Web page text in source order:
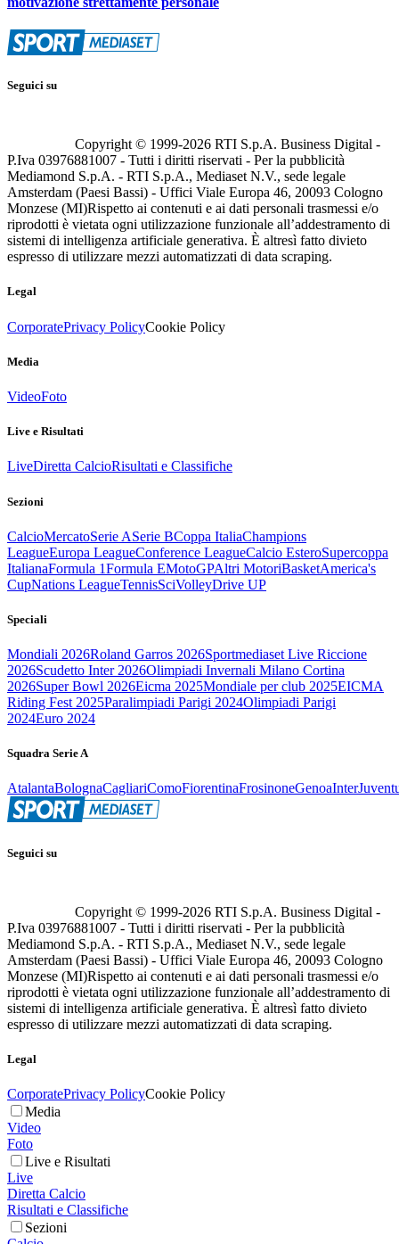
Seguici su
Copyright © 1999-2026 RTI S.p.A. Business Digital -
P.Iva 03976881007 - Tutti i diritti riservati - Per la pubblicità
Mediamond S.p.A. - RTI S.p.A., Mediaset N.V., sede legale
Amsterdam (Paesi Bassi) - Uffici Viale Europa 46, 20093 Cologno
Monzese (MI)Rispetto ai contenuti e ai dati personali trasmessi e/o
riprodotti è vietata ogni utilizzazione funzionale all’addestramento di
sistemi di intelligenza artificiale generativa. È altresì fatto divieto
espresso di utilizzare mezzi automatizzati di data scraping.
Legal
CorporatePrivacy PolicyCookie Policy
Media
VideoFoto
Live e Risultati
LiveDiretta CalcioRisultati e Classifiche
Sezioni
CalcioMercatoSerie ASerie BCoppa ItaliaChampions
LeagueEuropa LeagueConference LeagueCalcio EsteroSupercoppa
ItalianaFormula 1Formula EMotoGPAltri MotoriBasketAmerica's
CupNations LeagueTennisSciVolleyDrive UP
Speciali
Mondiali 2026Roland Garros 2026Sportmediaset Live Riccione
2026Scudetto Inter 2026Olimpiadi Invernali Milano Cortina
2026Super Bowl 2026Eicma 2025Mondiale per club 2025EICMA
Riding Fest 2025Paralimpiadi Parigi 2024Olimpiadi Parigi
2024Euro 2024
Squadra Serie A
AtalantaBolognaCagliariComoFiorentinaFrosinoneGenoaInter
Seguici su
Copyright © 1999-2026 RTI S.p.A. Business Digital -
P.Iva 03976881007 - Tutti i diritti riservati - Per la pubblicità
Mediamond S.p.A. - RTI S.p.A., Mediaset N.V., sede legale
Amsterdam (Paesi Bassi) - Uffici Viale Europa 46, 20093 Cologno
Monzese (MI)Rispetto ai contenuti e ai dati personali trasmessi e/o
riprodotti è vietata ogni utilizzazione funzionale all’addestramento di
sistemi di intelligenza artificiale generativa. È altresì fatto divieto
espresso di utilizzare mezzi automatizzati di data scraping.
Legal
CorporatePrivacy PolicyCookie Policy
Media
Video
Foto
Live e Risultati
Live
Diretta Calcio
Risultati e Classifiche
Sezioni